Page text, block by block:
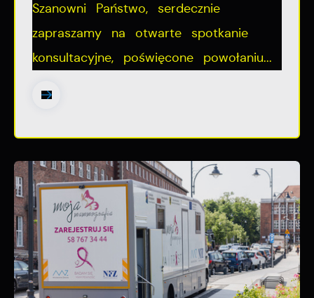
Szanowni Państwo, serdecznie
zapraszamy na otwarte spotkanie
konsultacyjne, poświęcone powołaniu...